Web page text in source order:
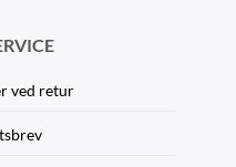
ved retur